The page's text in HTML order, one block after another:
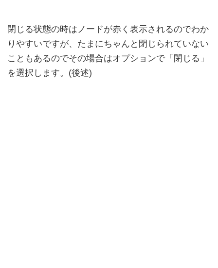
閉じる状態の時はノードが赤く表示されるのでわか
りやすいですが、たまにちゃんと閉じられていない
こともあるのでその場合はオプションで「閉じる」
を選択します。(後述)